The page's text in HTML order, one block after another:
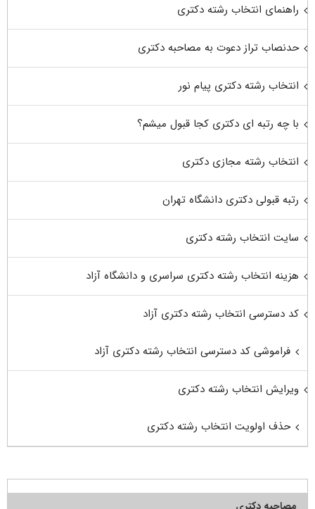
راهنمای انتخاب رشته دکتری
حدنصاب تراز دعوت به مصاحبه دکتری
انتخاب رشته دکتری پیام نور
با چه رتبه ای دکتری کجا قبول میشم؟
انتخاب رشته مجازی دکتری
رتبه قبولی دکتری دانشگاه تهران
سایت انتخاب رشته دکتری
هزینه انتخاب رشته دکتری سراسری و دانشگاه آزاد
کد دسترسی انتخاب رشته دکتری آزاد
فراموشی کد دسترسی انتخاب رشته دکتری آزاد
ویرایش انتخاب رشته دکتری
حذف اولویت انتخاب رشته دکتری
مصاحبه دکتری